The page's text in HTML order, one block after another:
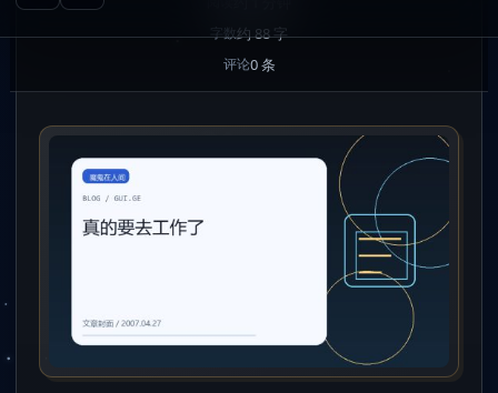
字数约 88 字
评论0 条